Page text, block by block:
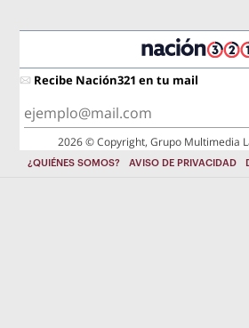
Recibe Nación321 en tu mail
2026 © Copyright, Grupo Multimedia
¿QUIÉNES SOMOS? AVISO DE PRIVACIDAD